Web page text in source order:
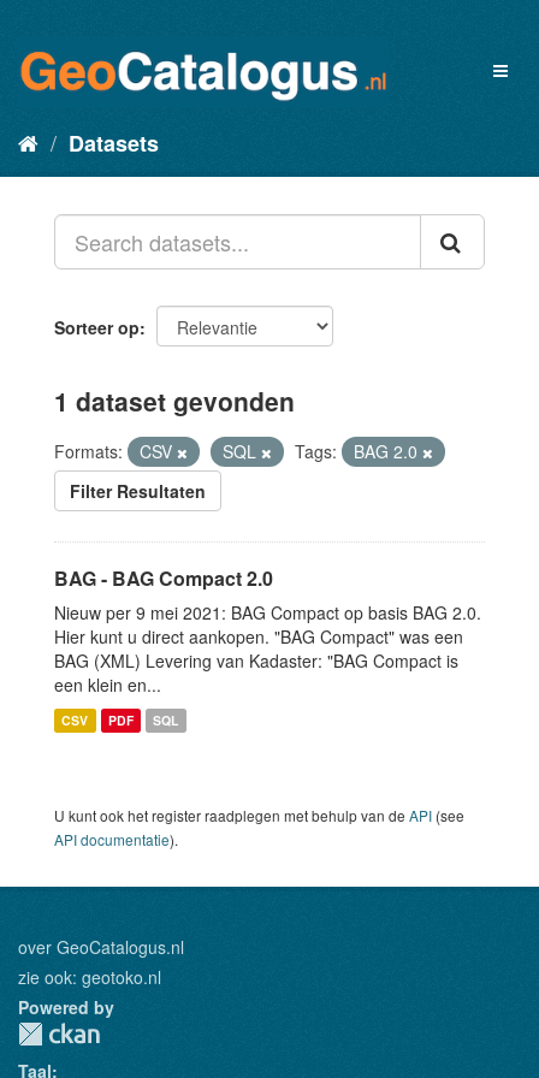
Datasets
Sorteer op
1 dataset gevonden
Formats: CSV SQL Tags:
BAG 2.0
Filter Resultaten
BAG - BAG Compact 2.0
Nieuw per 9 mei 2021: BAG Compact op basis BAG 2.0.
Hier kunt u direct aankopen. "BAG Compact" was een
BAG (XML) Levering van Kadaster: "BAG Compact is
een klein en...
CSV PDF SQL
U kunt ook het register raadplegen met behulp van de API (see
API documentatie).
over GeoCatalogus.nl
zie ook: geotoko.nl
Powered by
Taal